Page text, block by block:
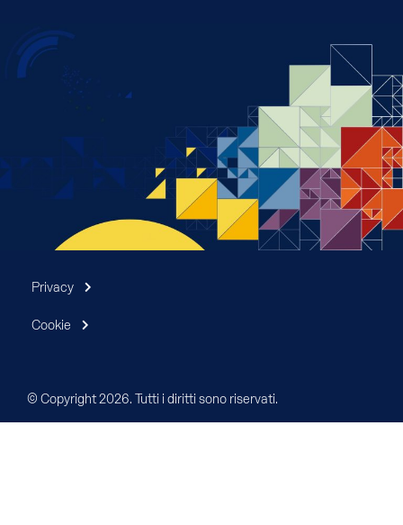
© Copyright 2026. Tutti i diritti sono riservati.
Privacy
Cookie